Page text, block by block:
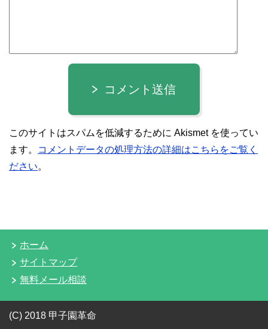
コメント送信
このサイトはスパムを低減するために Akismet を使ってい
ます。
コメントデータの処理方法の詳細はこちらをご覧く
ださい。
ホーム
サイトマップ
無料メール相談
(C) 2018 甲子園革命